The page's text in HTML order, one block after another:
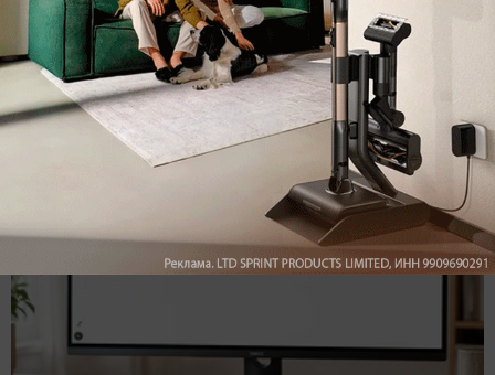
Подпишись на наш канал в мессенджере МАХ